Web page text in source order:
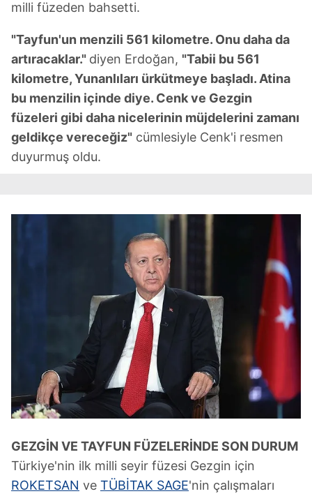
milli füzeden bahsetti.
"Tayfun'un menzili 561 kilometre. Onu daha da
artıracaklar." diyen Erdoğan, "Tabii bu 561
kilometre, Yunanlıları ürkütmeye başladı. Atina
bu menzilin içinde diye. Cenk ve Gezgin
füzeleri gibi daha nicelerinin müjdelerini zamanı
geldikçe vereceğiz" cümlesiyle Cenk'i resmen
duyurmuş oldu.
GEZGİN VE TAYFUN FÜZELERİNDE SON DURUM
Türkiye'nin ilk milli seyir füzesi Gezgin için
ROKETSAN ve TÜBİTAK SAGE'nin çalışmaları